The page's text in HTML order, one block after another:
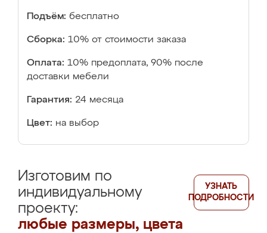
Подъём: бесплатно
Сборка: 10% от стоимости заказа
Оплата: 10% предоплата, 90% после
доставки мебели
Гарантия: 24 месяца
Цвет: на выбор
Изготовим по
индивидуальному
проекту:
любые размеры, цвета
УЗНАТЬ
ПОДРОБНОСТИ